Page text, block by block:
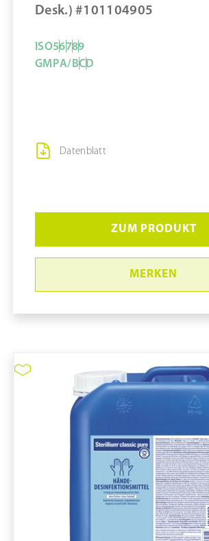
Desk.) #101104905
Datenblatt
ISO56789
GMPA/BCD
ZUM PRODUKT
MERKEN
ClearKlens IPA70%
Desk.)
pure11 Nr.: 1109239,
Volumen in
VOC-Anteil: 5,623 in